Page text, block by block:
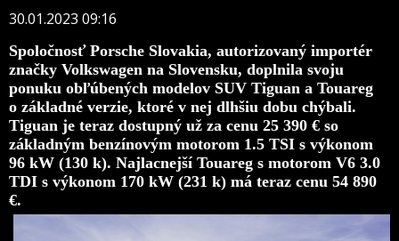
30.01.2023 09:16
Spoločnosť Porsche Slovakia, autorizovaný importér
značky Volkswagen na Slovensku, doplnila svoju
ponuku obľúbených modelov SUV Tiguan a Touareg
o základné verzie, ktoré v nej dlhšiu dobu chýbali.
Tiguan je teraz dostupný už za cenu 25 390 € so
základným benzínovým motorom 1.5 TSI s výkonom
96 kW (130 k). Najlacnejší Touareg s motorom V6 3.0
TDI s výkonom 170 kW (231 k) má teraz cenu 54 890
€.